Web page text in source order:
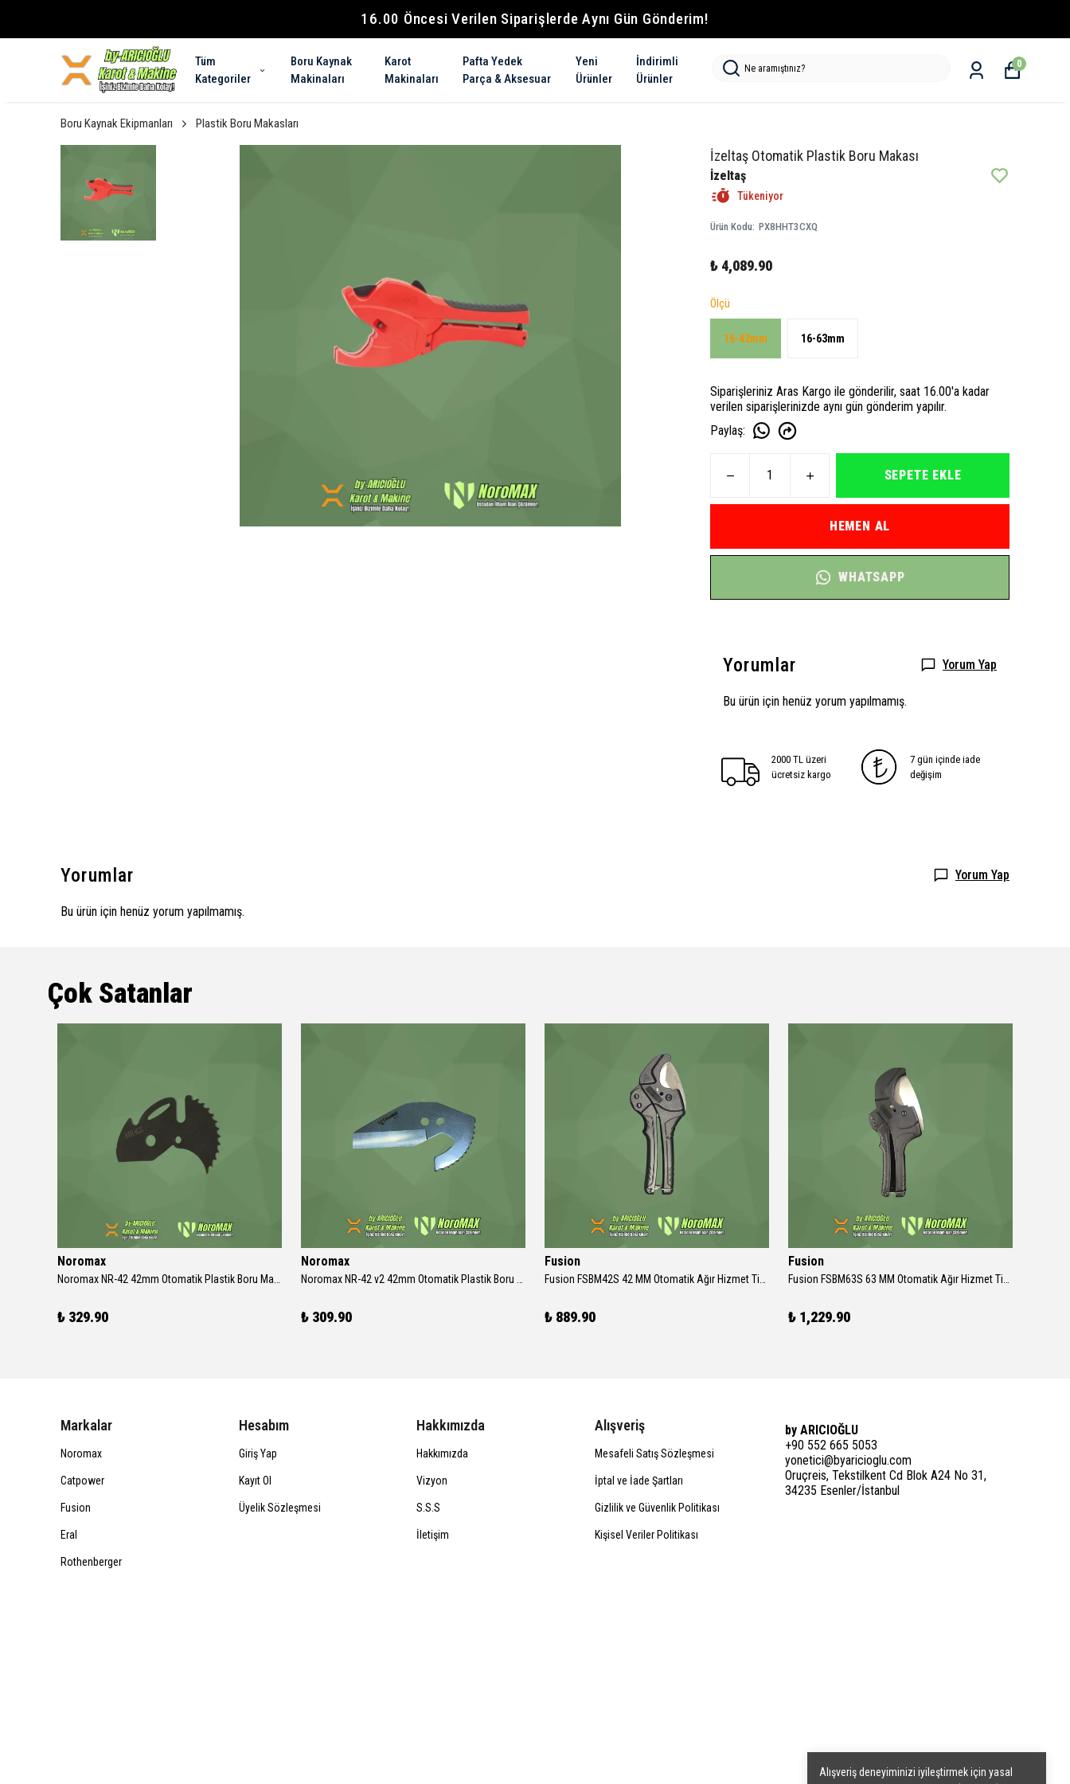
16.00 Öncesi Verilen Siparişlerde Aynı Gün Gönderim!
Tüm
Kategoriler
Boru Kaynak
Makinaları
Karot
Makinaları
Pafta Yedek
Parça & Aksesuar
Yeni
Ürünler
İndirimli
Ürünler
0
Alışveriş deneyiminizi iyileştirmek için yasal
Boru Kaynak Ekipmanları Plastik Boru Makasları
İzeltaş Otomatik Plastik Boru Makası
İzeltaş
Tükeniyor
Ürün Kodu: PX8HHT3CXQ
₺ 4,089.90
Ölçü
16-42mm 16-63mm
Siparişleriniz Aras Kargo ile gönderilir, saat 16.00'a kadar
verilen siparişlerinizde aynı gün gönderim yapılır.
Paylaş:
SEPETE EKLE
HEMEN AL
WHATSAPP
Yorumlar Yorum Yap
Bu ürün için henüz yorum yapılmamış.
2000 TL üzeri
ücretsiz kargo
7 gün içinde iade
değişim
Yorumlar Yorum Yap
Bu ürün için henüz yorum yapılmamış.
Çok Satanlar
Noromax
₺ 329.90
Noromax
₺ 309.90
Fusion
₺ 889.90
Fusion
₺ 1,229.90
Markalar
Noromax
Catpower
Fusion
Eral
Rothenberger
Hesabım
Giriş Yap
Kayıt Ol
Üyelik Sözleşmesi
Hakkımızda
Hakkımızda
Vizyon
S.S.S
İletişim
Alışveriş
Mesafeli Satış Sözleşmesi
İptal ve İade Şartları
Gizlilik ve Güvenlik Politikası
Kişisel Veriler Politikası
by ARICIOĞLU
+90 552 665 5053
yonetici@byaricioglu.com
Oruçreis, Tekstilkent Cd Blok A24 No 31,
34235 Esenler/İstanbul